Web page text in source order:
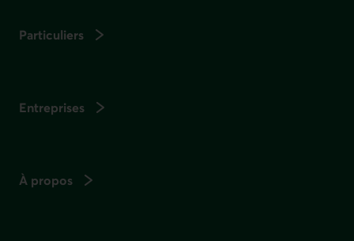
Particuliers
Entreprises
À propos